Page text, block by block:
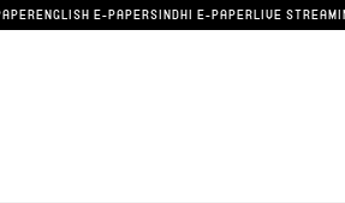
ENGLISH E-PAPERSINDHI E-PAPERLIVE